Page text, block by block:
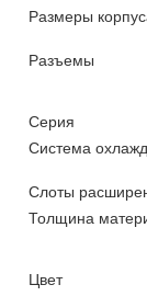
Размеры
Разъемы
Серия
Система
Слоты
Толщина
Цвет